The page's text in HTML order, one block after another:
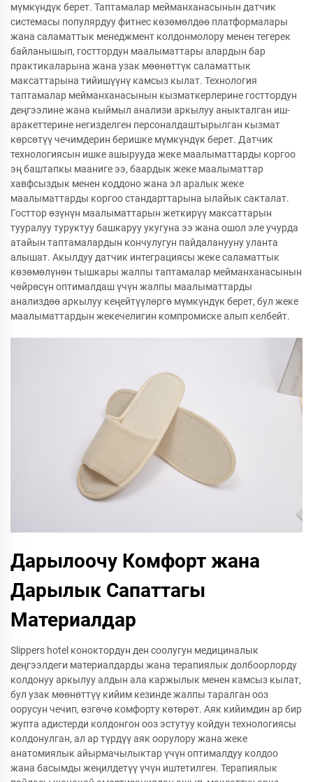
мүмкүндүк берет. Таптамалар мейманханасынын датчик
системасы популярдуу фитнес көзөмөлдөө платформалары
жана саламаттык менеджмент колдонмолору менен тегерек
байланышып, госттордун маалыматтары алардын бар
практикаларына жана узак мөөнөттүк саламаттык
максаттарына тийишүүнү камсыз кылат. Технология
таптамалар мейманханасынын кызматкерлерине госттордун
деңгээлине жана кыймыл анализи аркылуу аныкталган иш-
аракеттерине негизделген персоналдаштырылган кызмат
көрсөтүү чечимдерин беришке мүмкүндүк берет. Датчик
технологиясын ишке ашырууда жеке маалыматтарды коргоо
эң баштапкы мааниге ээ, баардык жеке маалыматтар
хавфсыздык менен коддоно жана эл аралык жеке
маалыматтарды коргоо стандарттарына ылайык сакталат.
Госттор өзүнүн маалыматтарын жеткирүү максаттарын
тууралуу туруктуу башкаруу укугуна ээ жана ошол эле учурда
атайын таптамалардын кончулугун пайдаланууну уланта
алышат. Акылдуу датчик интеграциясы жеке саламаттык
көзөмөлүнөн тышкары жалпы таптамалар мейманханасынын
чөйрөсүн оптималдаш үчүн жалпы маалыматтарды
анализдөө аркылуу кеңейтүүлөргө мүмкүндүк берет, бул жеке
маалыматтардын жекечелигин компромиске алып келбейт.
Дарылоочу Комфорт жана
Дарылык Сапаттагы
Материалдар
Slippers hotel коноктордун ден соолугун медициналык
деңгээлдеги материалдарды жана терапиялык долбоорлорду
колдонуу аркылуу алдын ала каржылык менен камсыз кылат,
бул узак мөөнөттүү кийим кезинде жалпы таралган ооз
оорусун чечип, өзгөчө комфорту көтөрөт. Аяк кийимдин ар бир
жупта адистерди колдонгон ооз эстутуу койдун технологиясы
колдонулган, ал ар түрдүү аяк оорулору жана жеке
анатомиялык айырмачылыктар үчүн оптималдуу колдоо
жана басымды жеңилдетүү үчүн иштетилген. Терапиялык